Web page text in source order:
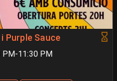
Purple Sauce
PM-11:30 PM